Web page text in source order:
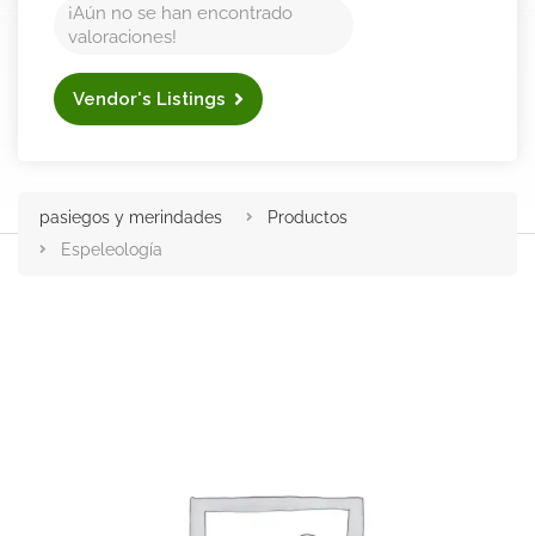
¡Aún no se han encontrado
valoraciones!
Vendor's Listings
pasiegos y merindades
Productos
Espeleología